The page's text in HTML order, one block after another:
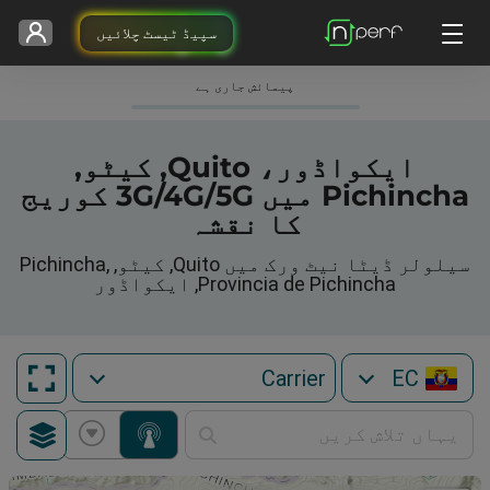
سپیڈ ٹیسٹ چلائیں
پیمائش جاری ہے
ایکواڈور، Quito, کیٹو,
Pichincha میں 3G/4G/5G کوریج
کا نقشہ
سیلولر ڈیٹا نیٹ ورک میں Quito, کیٹو, Pichincha,
Provincia de Pichincha, ایکواڈور
EC